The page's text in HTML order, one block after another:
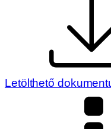
Letölthető